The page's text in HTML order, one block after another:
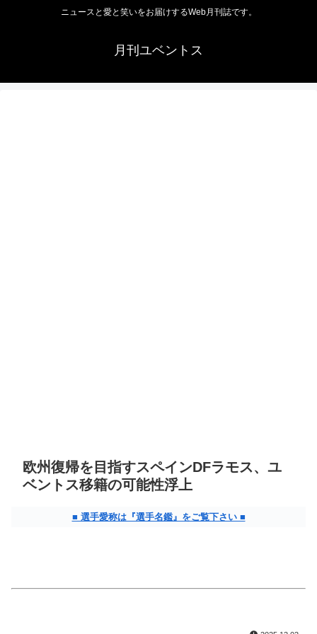
ニュースと愛と笑いをお届けするWeb月刊誌です。
月刊ユベントス
欧州復帰を目指すスペインDFラモス、ユ
ベントス移籍の可能性浮上
■ 選手愛称は『選手名鑑』をご覧下さい ■